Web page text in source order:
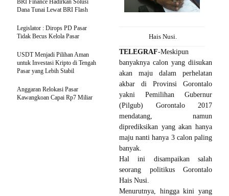
Hais Nusi.
TELEGRAF-Meskipun
banyaknya calon yang diisukan
akan maju dalam perhelatan
akbar di Provinsi Gorontalo
yakni Pemilihan Gubernur
(Pilgub) Gorontalo 2017
mendatang, namun
diprediksikan yang akan hanya
maju nanti hanya 3 calon paling
banyak.
Hal ini disampaikan salah
seorang politikus Gorontalo
Hais Nusi.
Menurutnya, hingga kini yang
BRI Finance Hadirkan Solusi
Dana Tunai Lewat BRI Flash
Legislator : Dirops PD Pasar
Tidak Becus Kelola Pasar
USDT Menjadi Pilihan Aman
untuk Investasi Kripto di Tengah
Pasar yang Lebih Stabil
Anggaran Relokasi Pasar
Kawangkoan Capai Rp7 Miliar